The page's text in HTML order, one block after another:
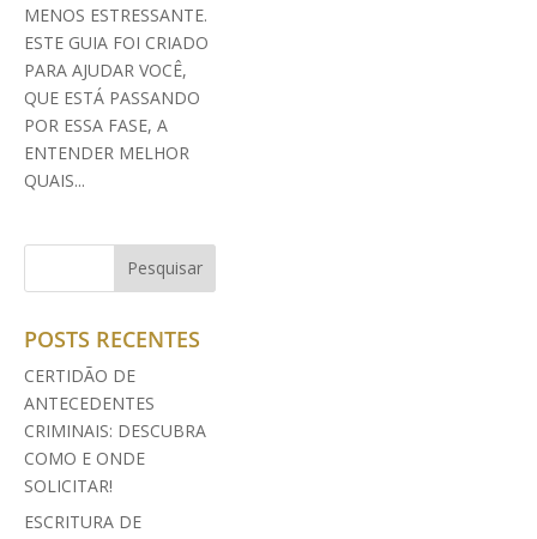
MENOS ESTRESSANTE.
ESTE GUIA FOI CRIADO
PARA AJUDAR VOCÊ,
QUE ESTÁ PASSANDO
POR ESSA FASE, A
ENTENDER MELHOR
QUAIS...
POSTS RECENTES
CERTIDÃO DE
ANTECEDENTES
CRIMINAIS: DESCUBRA
COMO E ONDE
SOLICITAR!
ESCRITURA DE